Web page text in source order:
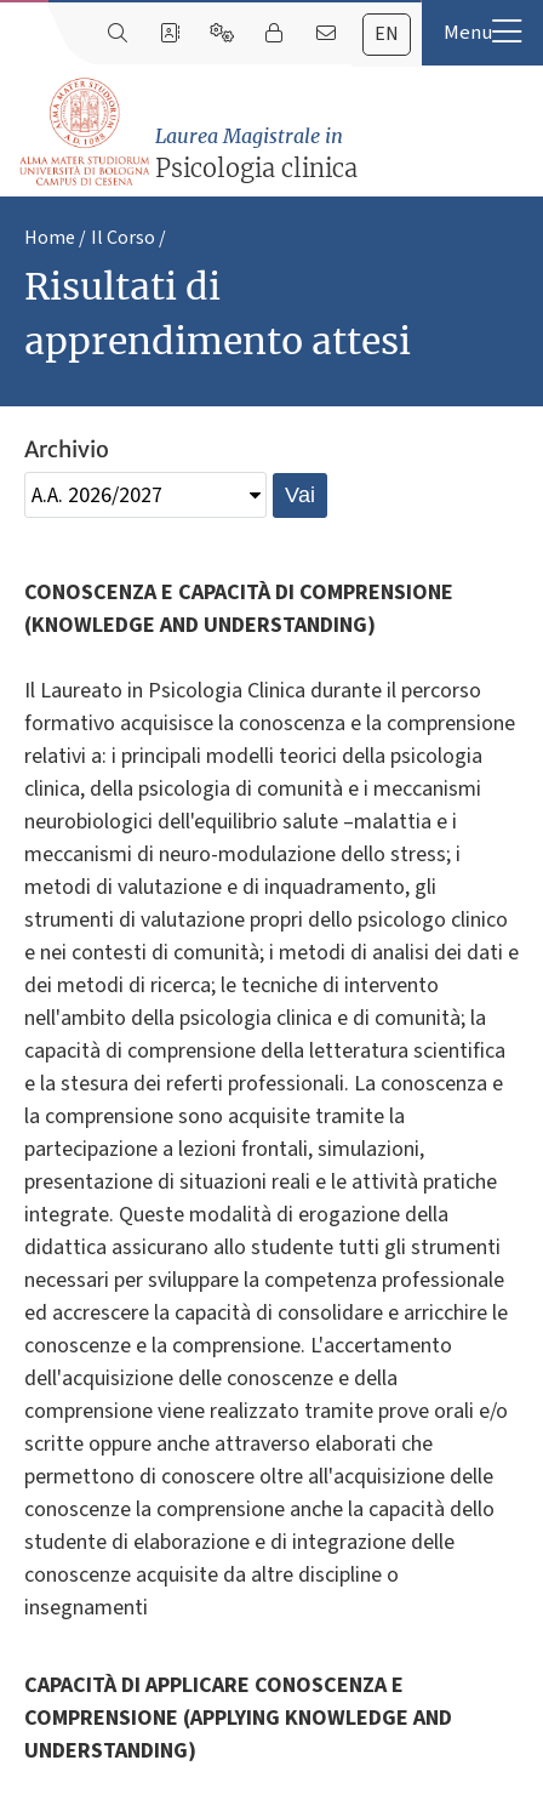
EN
Laurea Magistrale in
Psicologia clinica
Home Il Corso
Risultati di
apprendimento attesi
CONOSCENZA E CAPACITÀ DI COMPRENSIONE
(KNOWLEDGE AND UNDERSTANDING)
Il Laureato in Psicologia Clinica durante il percorso
formativo acquisisce la conoscenza e la comprensione
relativi a: i principali modelli teorici della psicologia
clinica, della psicologia di comunità e i meccanismi
neurobiologici dell'equilibrio salute –malattia e i
meccanismi di neuro-modulazione dello stress; i
metodi di valutazione e di inquadramento, gli
strumenti di valutazione propri dello psicologo clinico
e nei contesti di comunità; i metodi di analisi dei dati e
dei metodi di ricerca; le tecniche di intervento
nell'ambito della psicologia clinica e di comunità; la
capacità di comprensione della letteratura scientifica
e la stesura dei referti professionali. La conoscenza e
la comprensione sono acquisite tramite la
partecipazione a lezioni frontali, simulazioni,
presentazione di situazioni reali e le attività pratiche
integrate. Queste modalità di erogazione della
didattica assicurano allo studente tutti gli strumenti
necessari per sviluppare la competenza professionale
ed accrescere la capacità di consolidare e arricchire le
conoscenze e la comprensione. L'accertamento
dell'acquisizione delle conoscenze e della
comprensione viene realizzato tramite prove orali e/o
scritte oppure anche attraverso elaborati che
permettono di conoscere oltre all'acquisizione delle
conoscenze la comprensione anche la capacità dello
studente di elaborazione e di integrazione delle
conoscenze acquisite da altre discipline o
insegnamenti
CAPACITÀ DI APPLICARE CONOSCENZA E
COMPRENSIONE (APPLYING KNOWLEDGE AND
UNDERSTANDING)
Archivio
Vai